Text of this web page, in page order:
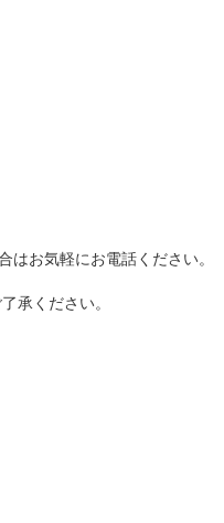
お気軽にお電話ください。
承ください。